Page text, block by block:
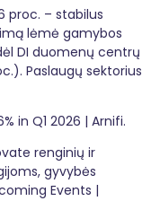
proc. – stabilus
lėmė gamybos
DI duomenų centrų
Paslaugų sektorius
in Q1 2026 | Arnifi.
renginių ir
gyvybės
Events |